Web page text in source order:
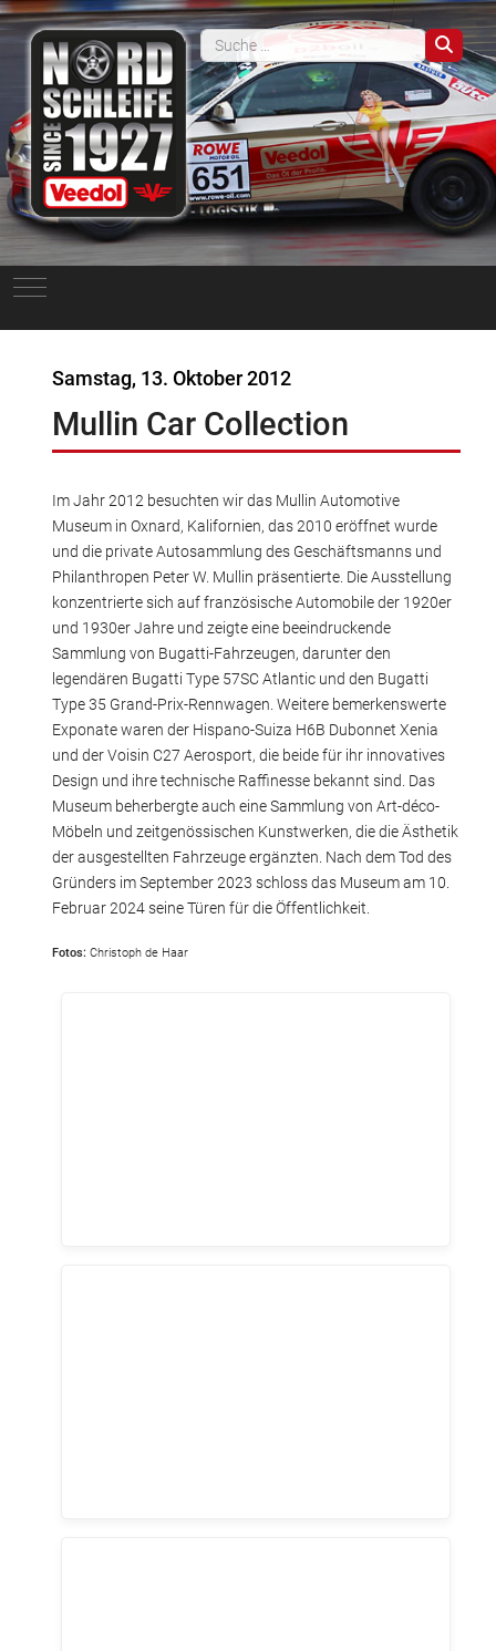
Mobile Menu Toggle
Samstag, 13. Oktober 2012
Mullin Car Collection
Im Jahr 2012 besuchten wir das Mullin Automotive
Museum in Oxnard, Kalifornien, das 2010 eröffnet wurde
und die private Autosammlung des Geschäftsmanns und
Philanthropen Peter W. Mullin präsentierte. Die Ausstellung
konzentrierte sich auf französische Automobile der 1920er
und 1930er Jahre und zeigte eine beeindruckende
Sammlung von Bugatti-Fahrzeugen, darunter den
legendären Bugatti Type 57SC Atlantic und den Bugatti
Type 35 Grand-Prix-Rennwagen. Weitere bemerkenswerte
Exponate waren der Hispano-Suiza H6B Dubonnet Xenia
und der Voisin C27 Aerosport, die beide für ihr innovatives
Design und ihre technische Raffinesse bekannt sind. Das
Museum beherbergte auch eine Sammlung von Art-déco-
Möbeln und zeitgenössischen Kunstwerken, die die Ästhetik
der ausgestellten Fahrzeuge ergänzten. Nach dem Tod des
Gründers im September 2023 schloss das Museum am 10.
Februar 2024 seine Türen für die Öffentlichkeit.
Fotos: Christoph de Haar